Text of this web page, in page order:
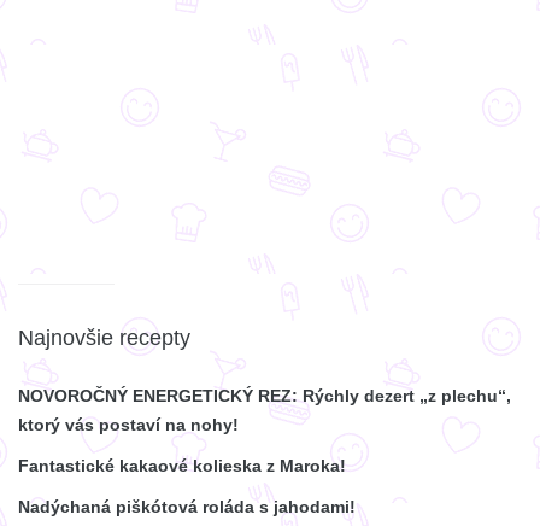
Najnovšie recepty
NOVOROČNÝ ENERGETICKÝ REZ: Rýchly dezert „z plechu“,
ktorý vás postaví na nohy!
Fantastické kakaové kolieska z Maroka!
Nadýchaná piškótová roláda s jahodami!